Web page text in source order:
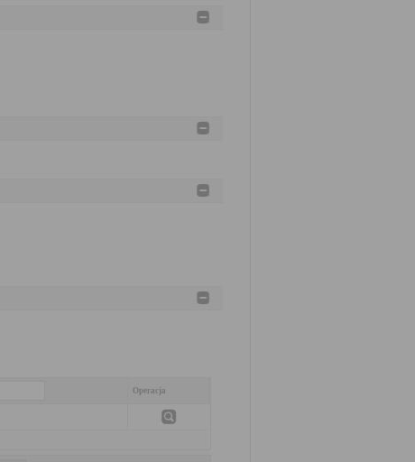
Operacja